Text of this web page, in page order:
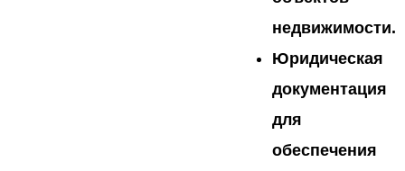
недвижимости.
Юридическая
документация
для
обеспечения